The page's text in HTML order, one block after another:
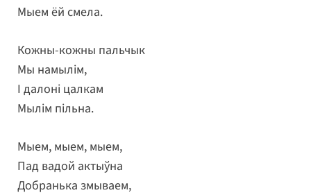
Мыем ёй смела.
Кожны-кожны пальчык
Мы намылім,
І далоні цалкам
Мылім пільна.
Мыем, мыем, мыем,
Пад вадой актыўна
Добранька змываем,